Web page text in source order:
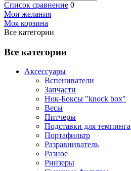
Список сравнение 0
Мои желания
Моя корзина
Все категории
Все категории
Аксессуары
Вспениватели
Запчасти
Нок-Боксы "knock box"
Весы
Питчеры
Подставки для темпинга
Портафильтр
Разравниватель
Разное
Ринзеры